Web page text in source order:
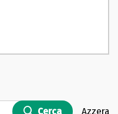
Cerca Azzera